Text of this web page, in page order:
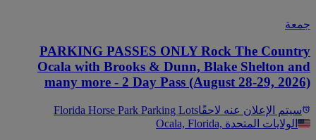
PARKING PASSES ONLY Rock The
Ocala with Brooks & Dunn, Blake Shelton
many more - 2 Day Pass (August 28-29,
الإعلان عنه لاحقًاFlorida Horse Park Parking Lots
Ocala, Florida, الولايات المتحدة